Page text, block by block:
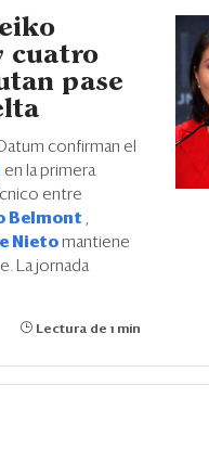
cuatro
pase
confirman el
en la primera
entre
Belmont ,
Nieto mantiene
La jornada
Lectura de 1 min